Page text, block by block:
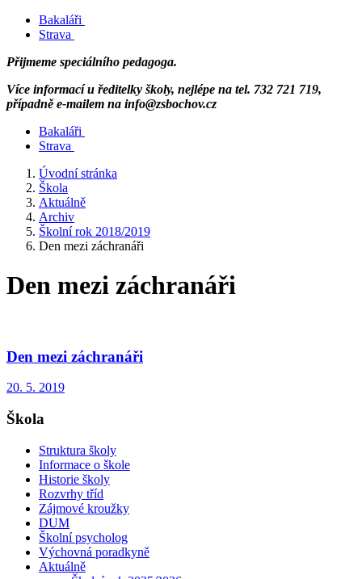
Bakaláři
Strava
Přijmeme speciálního pedagoga.
Více informací u ředitelky školy, nejlépe na tel. 732 721 719,
případně e-mailem na info@zsbochov.cz
Bakaláři
Strava
Úvodní stránka
Škola
Aktuálně
Archiv
Školní rok 2018/2019
Den mezi záchranáři
Den mezi záchranáři
Den mezi záchranáři
20. 5. 2019
Škola
Struktura školy
Informace o škole
Historie školy
Rozvrhy tříd
Zájmové kroužky
DUM
Školní psycholog
Výchovná poradkyně
Aktuálně